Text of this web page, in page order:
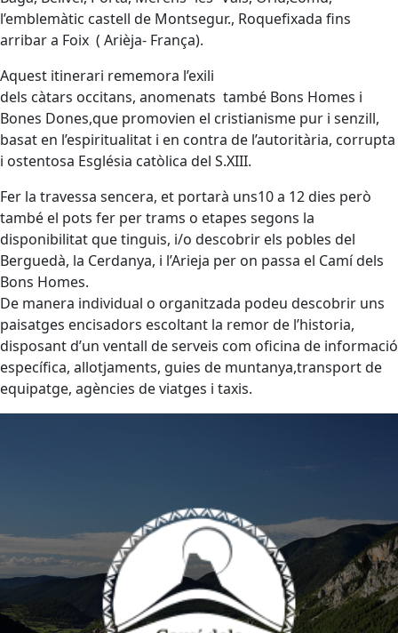
l’emblemàtic castell de Montsegur., Roquefixada fins
arribar a Foix ( Arièja- França).
Aquest itinerari rememora l’exili
dels càtars occitans, anomenats també Bons Homes i
Bones Dones,que promovien el cristianisme pur i senzill,
basat en l’espiritualitat i en contra de l’autoritària, corrupta
i ostentosa Església catòlica del S.XIII.
Fer la travessa sencera, et portarà uns10 a 12 dies però
també el pots fer per trams o etapes segons la
disponibilitat que tinguis, i/o descobrir els pobles del
Berguedà, la Cerdanya, i l’Arieja per on passa el Camí dels
Bons Homes.
De manera individual o organitzada podeu descobrir uns
paisatges encisadors escoltant la remor de l’historia,
disposant d’un ventall de serveis com oficina de informació
específica, allotjaments, guies de muntanya,transport de
equipatge, agències de viatges i taxis.